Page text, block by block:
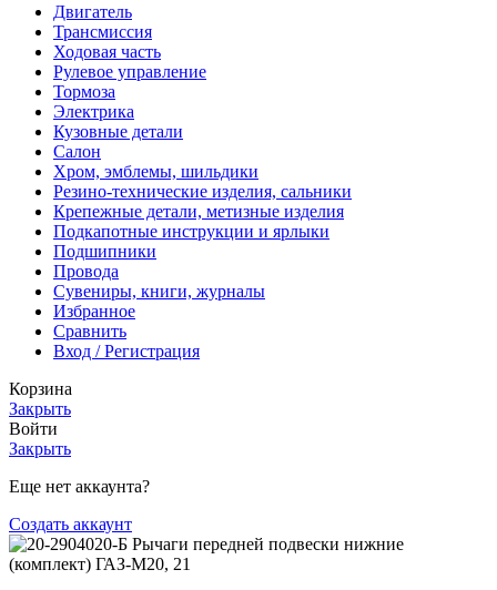
Двигатель
Трансмиссия
Ходовая часть
Рулевое управление
Тормоза
Электрика
Кузовные детали
Салон
Хром, эмблемы, шильдики
Резино-технические изделия, сальники
Крепежные детали, метизные изделия
Подкапотные инструкции и ярлыки
Подшипники
Провода
Сувениры, книги, журналы
Избранное
Сравнить
Вход / Регистрация
Корзина
Закрыть
Войти
Закрыть
Еще нет аккаунта?
Создать аккаунт